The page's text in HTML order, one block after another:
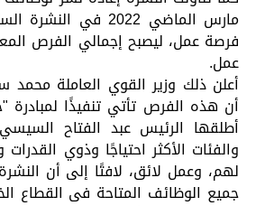
عمل.
أعلن ذلك وزير القوي العاملة محمد
أن هذه الفرص تأتي تنفيذًا لمبادرة
أطلقها الرئيس عبد الفتاح
والفئات الأكثر احتياجًا وذوي
لهم، وعمل لائق، لافتًا إلى أن
جميع الوظائف المتاحة فى القطاع